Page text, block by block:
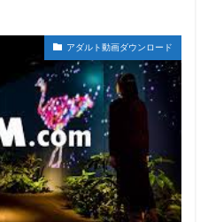
アダルト動画ダウンロード